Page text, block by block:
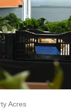
Acres